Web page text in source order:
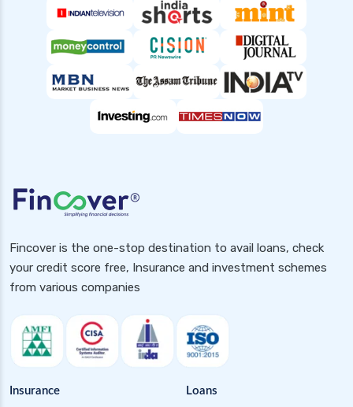
Fincover is the one-stop destination to avail loans, check
your credit score free, Insurance and investment schemes
from various companies
Insurance Loans